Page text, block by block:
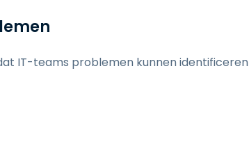
IT-teams problemen kunnen identificeren